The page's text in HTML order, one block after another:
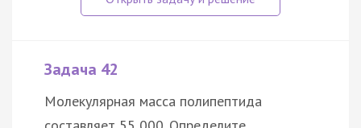
Задача 42
Молекулярная масса полипептида